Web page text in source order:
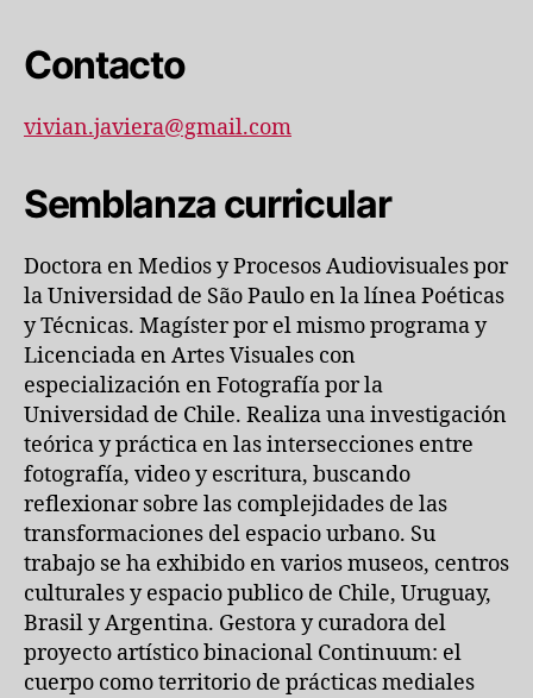
Contacto
vivian.javiera@gmail.com
Semblanza curricular
Doctora en Medios y Procesos Audiovisuales por
la Universidad de São Paulo en la línea Poéticas
y Técnicas. Magíster por el mismo programa y
Licenciada en Artes Visuales con
especialización en Fotografía por la
Universidad de Chile. Realiza una investigación
teórica y práctica en las intersecciones entre
fotografía, video y escritura, buscando
reflexionar sobre las complejidades de las
transformaciones del espacio urbano. Su
trabajo se ha exhibido en varios museos, centros
culturales y espacio publico de Chile, Uruguay,
Brasil y Argentina. Gestora y curadora del
proyecto artístico binacional Continuum: el
cuerpo como territorio de prácticas mediales